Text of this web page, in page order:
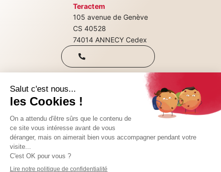
Teractem
105 avenue de Genève
CS 40528
74014 ANNECY Cedex
+33(0)4 50 08
CONTACTEZ-NOUS
Qui sommes-nous
Nos consultations
SUIVEZ-NOUS SUR :